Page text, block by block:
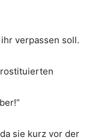
verpassen soll.
sie kurz vor der